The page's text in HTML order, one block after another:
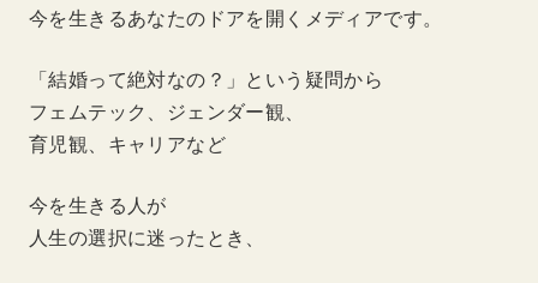
今を生きるあなたのドアを開くメディアです。
「結婚って絶対なの？」という疑問から
フェムテック、ジェンダー観、
育児観、キャリアなど
今を生きる人が
人生の選択に迷ったとき、